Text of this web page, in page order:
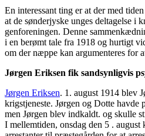
En interessant ting er at der med
at de sønderjyske unges deltagelse i
genforeningen. Denne
i en berømt tale fra 1918 og hurtigt
om der næppe kan argumenteres for
Jørgen Eriksen fik sandsynligvis
Jørgen Eriksen. 1. august 1914 blev
krigstjeneste. Jørgen og Dotte havde
men Jørgen blev indkaldt. og skulle
I mellemtiden, onsdag den 5 .